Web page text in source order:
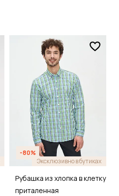
-80%
Эксклюзивно в бутиках
Рубашка из хлопка в клетку
приталенная